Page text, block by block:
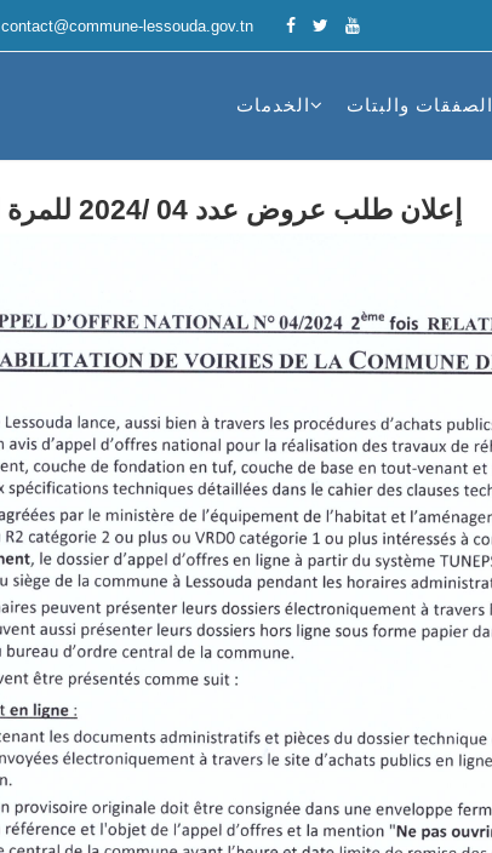
contact@commune-lessouda.gov.tn
الصفقات والبتات الخدمات
إعلان طلب عروض عدد 04 /2024 للمرة الثانية